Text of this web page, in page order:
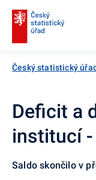
Český statistický
Deficit a
institucí
Saldo skončilo v